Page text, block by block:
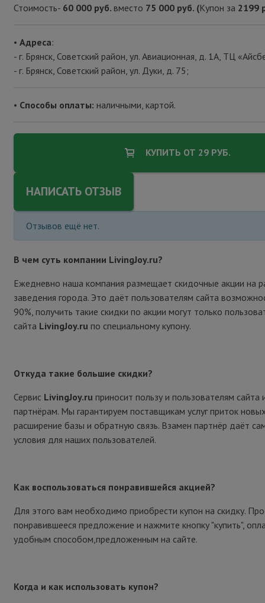
Стоимость- 60 000 руб. вместо 75 000 руб. (Купон за 2199
• Адреса:
- г. Брянск, Советский район, ул. Авиационная, д. 1А, ТЦ
- г. Брянск, Советский район, ул. Дуки, д. 75;
• Способы оплаты: наличными, картой.
КУПИТЬ ОТ 29 РУБ.
НАПИСАТЬ ОТЗЫВ
Отзывов ещё нет.
В чем суть компании LivingJoy.ru?
Ежедневно наша компания размещает скидочные акции на
заведения города. Это даёт пользователям сайта
90%, получить такие скидки по акции могут только
сайта LivingJoy.ru по специальному купону.
Откуда такие большие скидки?
Сервис LivingJoy.ru приносит пользу и пользователям сайта
партнёрам. Мы гарантируем поставщикам услуг приток
расширение базы и обратную связь. Взамен партнёр даёт
условия для наших пользователей.
Как воспользоваться понравившейся акцией?
Для этого вам необходимо приобрести купон на скидку.
понравившееся предложение и нажмите кнопку "купить",
удобным способом,предложенным на сайте.
Когда и как использовать купон?